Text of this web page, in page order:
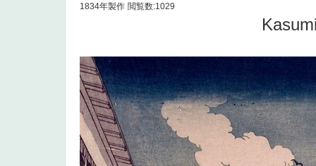
1834年製作 閲覧数:1029